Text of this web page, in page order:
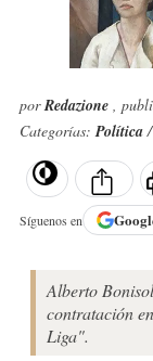
porRedazione ,
Categorías:Política
Síguenos en
Alberto
contratación
Liga".